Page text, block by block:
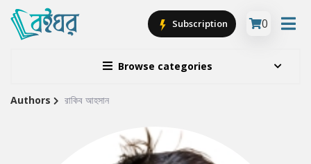
Browse categories
Subscription 0
Site
Authors রাকিব আহসান